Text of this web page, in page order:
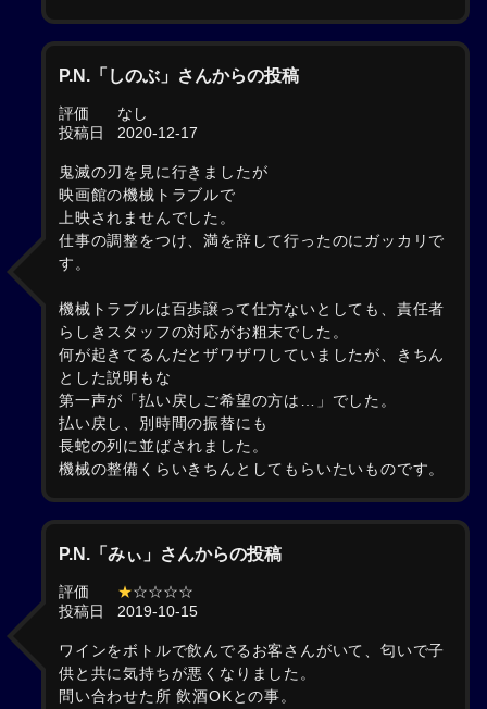
P.N.「しのぶ」さんからの投稿
評価
なし
投稿日
2020-12-17
鬼滅の刃を見に行きましたが
映画館の機械トラブルで
上映されませんでした。
仕事の調整をつけ、満を辞して行ったのにガッカリで
す。
機械トラブルは百歩譲って仕方ないとしても、責任者
らしきスタッフの対応がお粗末でした。
何が起きてるんだとザワザワしていましたが、きちん
とした説明もな
第一声が「払い戻しご希望の方は…」でした。
払い戻し、別時間の振替にも
長蛇の列に並ばされました。
機械の整備くらいきちんとしてもらいたいものです。
P.N.「みぃ」さんからの投稿
評価 ★☆☆☆☆
投稿日
2019-10-15
ワインをボトルで飲んでるお客さんがいて、匂いで子
供と共に気持ちが悪くなりました。
問い合わせた所 飲酒OKとの事。